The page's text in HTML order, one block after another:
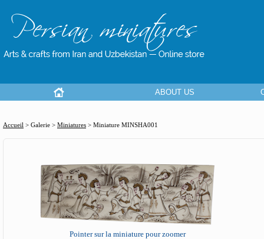
ABOUT US
Accueil > Galerie > Miniatures > Miniature MINSHA001
Pointer sur la miniature pour zoomer